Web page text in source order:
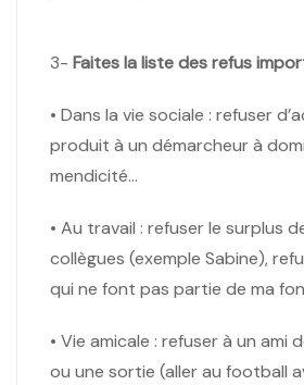
3- Faites la liste des refus
• Dans la vie sociale : refuser
produit à un démarcheur à
mendicité…
• Au travail : refuser le surplus
collègues (exemple Sabine),
qui ne font pas partie de ma
• Vie amicale : refuser à un ami
ou une sortie (aller au football